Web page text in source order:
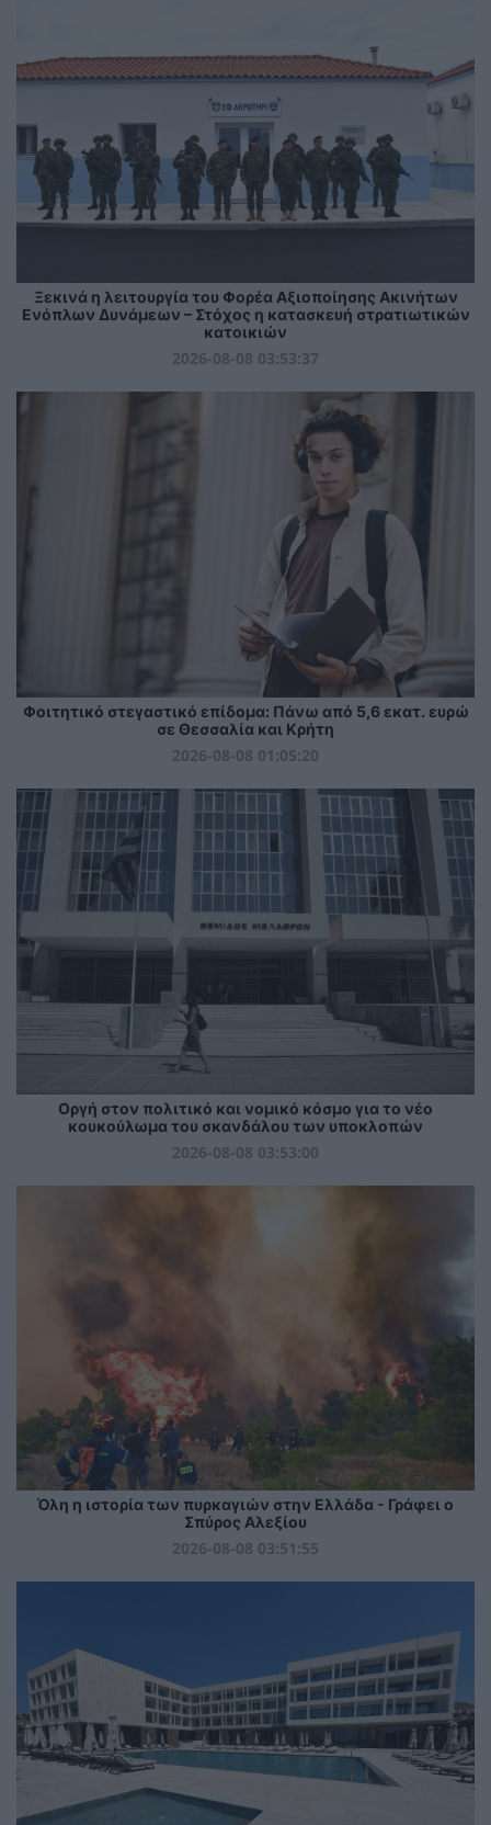
Ξεκινά η λειτουργία του Φορέα Αξιοποίησης Ακινήτων
Ενόπλων Δυνάμεων – Στόχος η κατασκευή στρατιωτικών
κατοικιών
2026-08-08 03:53:37
Φοιτητικό στεγαστικό επίδομα: Πάνω από 5,6 εκατ. ευρώ
σε Θεσσαλία και Κρήτη
2026-08-08 01:05:20
Οργή στον πολιτικό και νομικό κόσμο για το νέο
κουκούλωμα του σκανδάλου των υποκλοπών
2026-08-08 03:53:00
Όλη η ιστορία των πυρκαγιών στην Ελλάδα - Γράφει ο
Σπύρος Αλεξίου
2026-08-08 03:51:55